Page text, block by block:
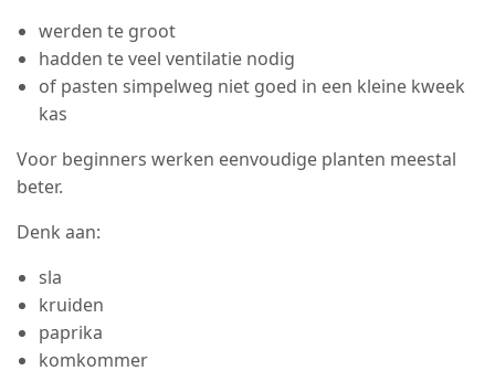
werden te groot
hadden te veel ventilatie nodig
of pasten simpelweg niet goed in een kleine kweek
kas
Voor beginners werken eenvoudige planten meestal
beter.
Denk aan:
sla
kruiden
paprika
komkommer